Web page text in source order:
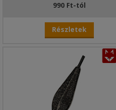
990 Ft-tól
Részletek